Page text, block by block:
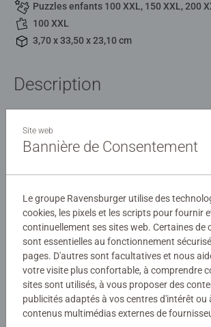
Puzzles enfants 100 XXL, 150 XXL, 200
100 XXL
3,70 x 33,50 x 23,10 cm
Description
la taille des pièces sont conçus pour
enfants dès 6 ans d'assembler leurs
Les puzzles Ravensburger sont conçus
à chaque âge, avec des pièces solides et
colorées. Ils offrent un excellent moyen
confiance en soi des enfants. Depuis
Ravensburger crée des puzzles de
durables, pour accompagner le
Détails
Numéro d'article:
10822
EAN:
4005556108220
Avertissements et informations du
Produits similaires
Site web
Bannière de Consentement
Le groupe Ravensburger utilise des
cookies, les pixels et les scripts pour fournir
continuellement ses sites web. Certaines de
sont essentielles au fonctionnement
pages. D'autres sont facultatives et nous
votre visite plus confortable, à comprendre
sites sont utilisés, à vous proposer des
publicités adaptés à vos centres d'intérêt ou
contenus multimédias externes de